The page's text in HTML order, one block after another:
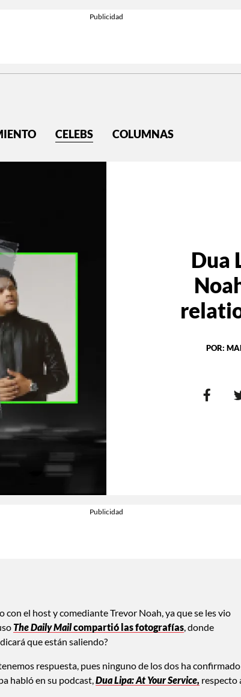
CELEBS COLUMNAS
Dua
POR:
con el host y comediante Trevor Noah, ya que se les vio
The Daily Mailcompartió las fotografías , donde
que están saliendo?
respuesta, pues ninguno de los dos ha
habló en su podcast, Dua Lipa: At Your Service, respecto